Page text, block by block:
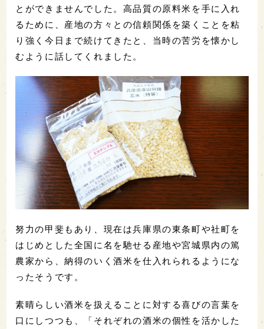
とができませんでした。高品質の原料米を手に入れ
るために、産地の方々との信頼関係を築くことを粘
り強く今日まで続けてきたと、当時の苦労を懐かし
むように話してくれました。
努力の甲斐もあり、現在は兵庫県の東条町や社町を
はじめとした全国に名を馳せる産地や宮城県内の篤
農家から、納得のいく酒米を仕入れられるようにな
ったそうです。
素晴らしい酒米を扱えることに対する喜びの言葉を
口にしつつも、「それぞれの酒米の個性を活かした